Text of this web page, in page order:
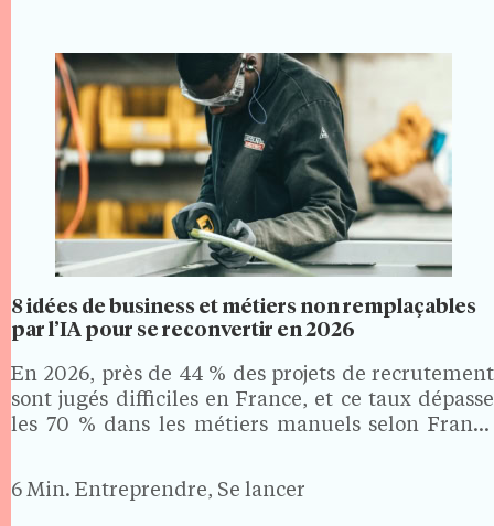
8 idées de business et métiers non remplaçables
par l’IA pour se reconvertir en 2026
En 2026, près de 44 % des projets de recrutement
sont jugés difficiles en France, et ce taux dépasse
les 70 % dans les métiers manuels selon France
revenus solides et…
6 Min. Entreprendre, Se lancer